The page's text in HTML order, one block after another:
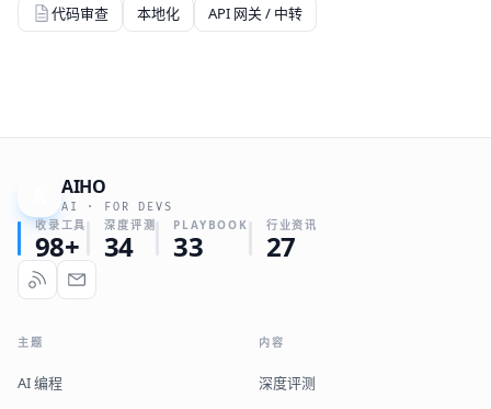
代码审查
本地化 API 网关 / 中转
AIHO
AI · FOR DEVS
收录工具
98+
深度评测
34
PLAYBOOK
33
行业资讯
27
主题
AI 编程
内容
深度评测